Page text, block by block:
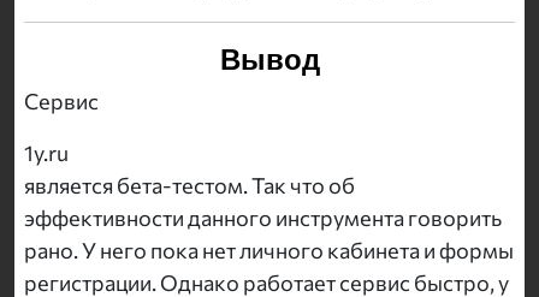
Вывод
Сервис
1y.ru
является бета-тестом. Так что об
эффективности данного инструмента говорить
рано. У него пока нет личного кабинета и формы
регистрации. Однако работает сервис быстро, у